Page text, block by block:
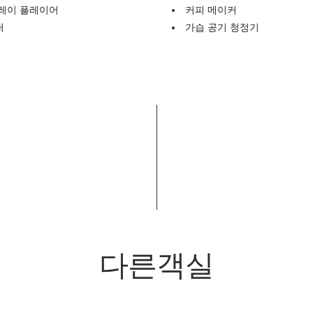
이 플레이어
커피 메이커
가습 공기 청정기
다른객실